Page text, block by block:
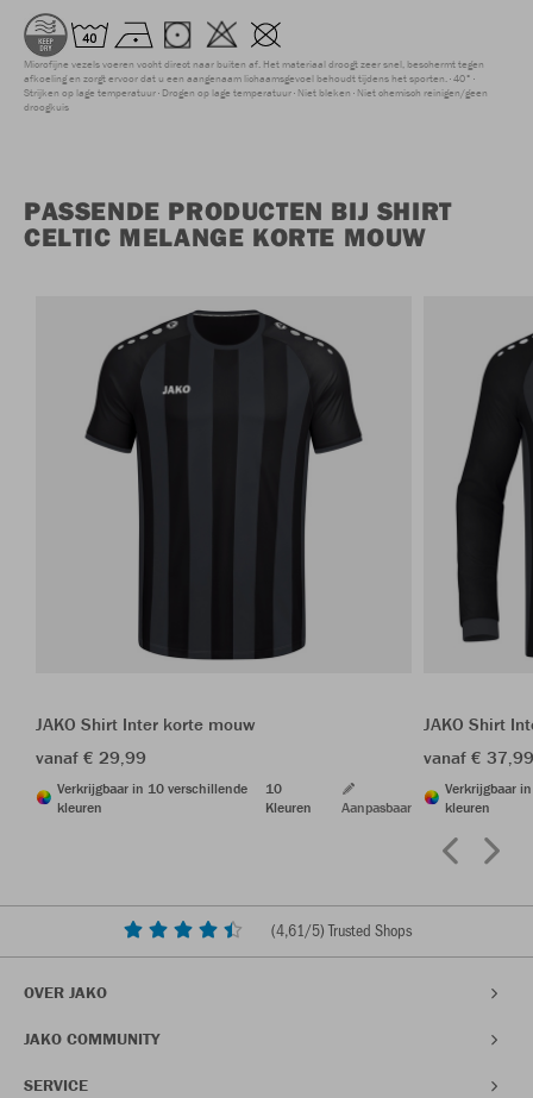
Microfijne vezels voeren vocht direct naar buiten af. Het materiaal droogt zeer snel, beschermt tegen
afkoeling en zorgt ervoor dat u een aangenaam lichaamsgevoel behoudt tijdens het sporten. 40°
Strijken op lage temperatuur Drogen op lage temperatuur Niet bleken Niet chemisch reinigen/geen
droogkuis
PASSENDE PRODUCTEN BIJ SHIRT
CELTIC MELANGE KORTE MOUW
JAKO Shirt Inter korte mouw
vanaf € 29,99
Verkrijgbaar in 10 verschillende
kleuren
10
Kleuren
Aanpasbaar
JAKO Shirt
vanaf €
Verkrijgbaar
kleuren
(4,61/5) Trusted Shops
OVER JAKO
JAKO COMMUNITY
SERVICE